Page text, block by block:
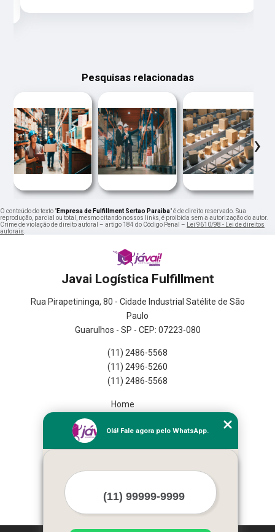
Pesquisas relacionadas
‹ ›
O conteúdo do texto "Empresa de Fulfillment Sertao Paraiba" é de direito reservado. Sua
reprodução, parcial ou total, mesmo citando nossos links, é proibida sem a autorização do autor.
Crime de violação de direito autoral – artigo 184 do Código Penal –
Lei 9610/98 - Lei de direitos
autorais
Javai Logística Fulfillment
Rua Pirapetininga, 80 - Cidade Industrial Satélite de São
Paulo
Guarulhos - SP - CEP: 07223-080
(11) 2486-5568
(11) 2496-5260
(11) 2486-5568
Home
Missão
Olá! Fale agora pelo WhatsApp.